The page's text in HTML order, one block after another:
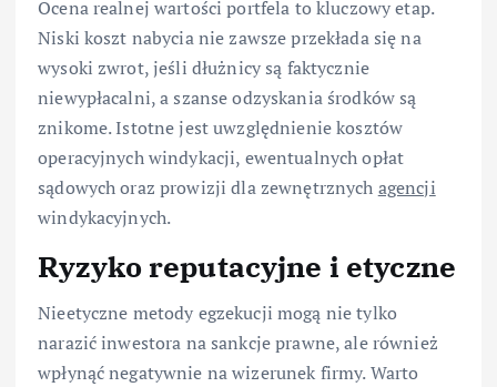
Ocena realnej wartości portfela to kluczowy etap.
Niski koszt nabycia nie zawsze przekłada się na
wysoki zwrot, jeśli dłużnicy są faktycznie
niewypłacalni, a szanse odzyskania środków są
znikome. Istotne jest uwzględnienie kosztów
operacyjnych windykacji, ewentualnych opłat
sądowych oraz prowizji dla zewnętrznych agencji
windykacyjnych.
Ryzyko reputacyjne i etyczne
Nieetyczne metody egzekucji mogą nie tylko
narazić inwestora na sankcje prawne, ale również
wpłynąć negatywnie na wizerunek firmy. Warto